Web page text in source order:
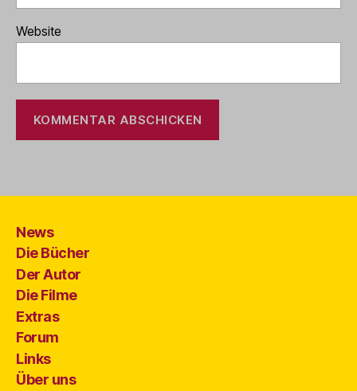
Website
News
Die Bücher
Der Autor
Die Filme
Extras
Forum
Links
Über uns